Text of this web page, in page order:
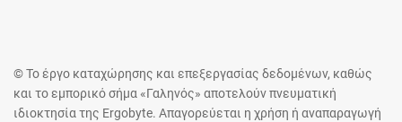
© Το έργο καταχώρησης και επεξεργασίας δεδομένων, καθώς
και το εμπορικό σήμα «Γαληνός» αποτελούν πνευματική
ιδιοκτησία της Ergobyte. Απαγορεύεται η χρήση ή αναπαραγωγή